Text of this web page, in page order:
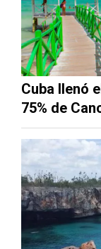
Cuba llenó
75% de